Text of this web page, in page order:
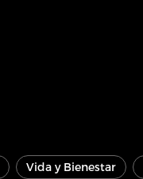
Vida y Bienestar